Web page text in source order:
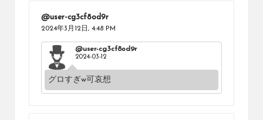
@user-cg3cf8od9r
2024年3月12日, 4:48 PM
@user-cg3cf8od9r
2024-03-12
グロすぎw可哀想